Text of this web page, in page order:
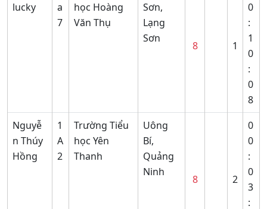
lucky
a
7
học Hoàng
Văn Thụ
Sơn,
Lạng
Sơn
8 1
0
:
1
0
:
0
8
Nguyễ
n Thúy
Hồng
1
A
2
Trường Tiểu
học Yên
Thanh
Uông
Bí,
Quảng
Ninh
8 2
0
0
:
0
3
: